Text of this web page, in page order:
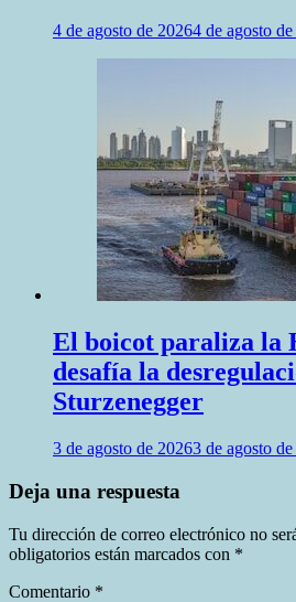
4 de agosto de 20264 de agosto
El boicot paraliza la
desafía la
Sturzenegger
3 de agosto de 20263 de agosto
Deja una respuesta
Tu dirección de correo electrónico no
obligatorios están marcados con *
Comentario *